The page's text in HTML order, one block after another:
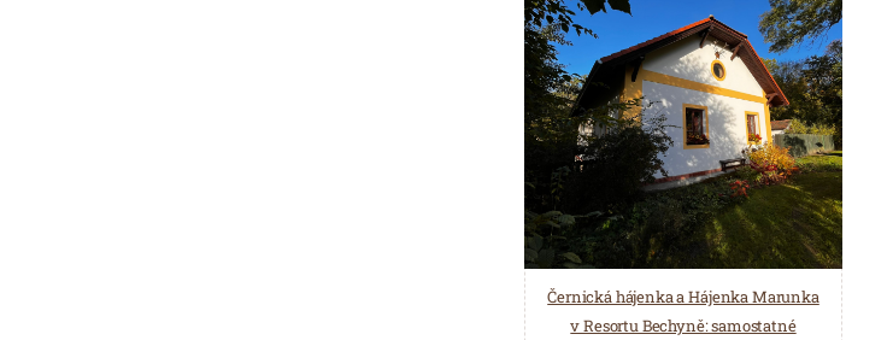
Černická hájenka a Hájenka Marunka
v Resortu Bechyně: samostatné